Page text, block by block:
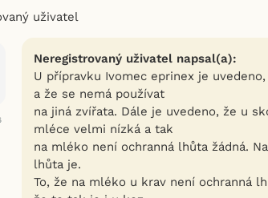
uživatel
Neregistrovaný uživatel napsal(a):
U přípravku Ivomec eprinex je
a že se nemá používat
na jiná zvířata. Dále je uvedeno, že u
mléce velmi nízká a tak
na mléko není ochranná lhůta žádná.
lhůta je.
To, že na mléko u krav není ochranná